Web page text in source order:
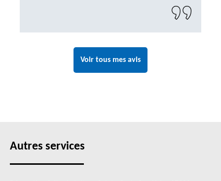
Voir tous mes avis
Autres services